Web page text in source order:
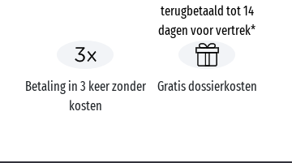
terugbetaald tot 14
dagen voor vertrek*
Betaling in 3 keer zonder
kosten
Gratis dossierkosten